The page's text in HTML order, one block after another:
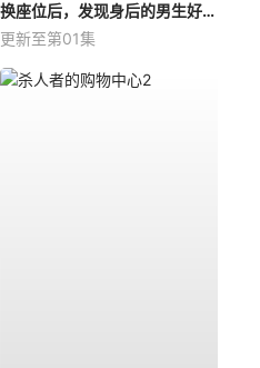
换座位后，发现身后的男生好像喜欢我
更新至第01集